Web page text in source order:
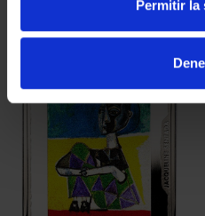
Permitir la